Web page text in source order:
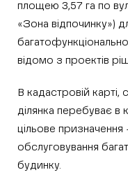
площею 3,57 га по
«Зона відпочинку»)
відомо з проектів
В кадастровій карті,
ділянка перебуває в
цільове призначення
обслуговування
будинку.